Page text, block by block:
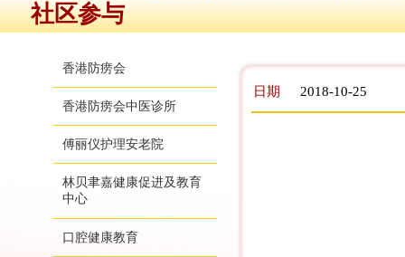
社区参与
香港防痨会
香港防痨会中医诊所
傅丽仪护理安老院
林贝聿嘉健康促进及教育
中心
口腔健康教育
日期 2018-10-25